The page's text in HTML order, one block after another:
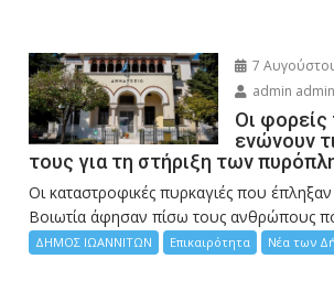
7
admin admin
Οι
ενώνουν
τους για τη στήριξη των
Οι καταστροφικές πυρκαγιές που έπληξαν
Bοιωτία άφησαν πίσω τους ανθρώπους
ΔΗΜΟΣ ΙΩΑΝΝΙΤΩΝ Επικαιρότητα Νέα των